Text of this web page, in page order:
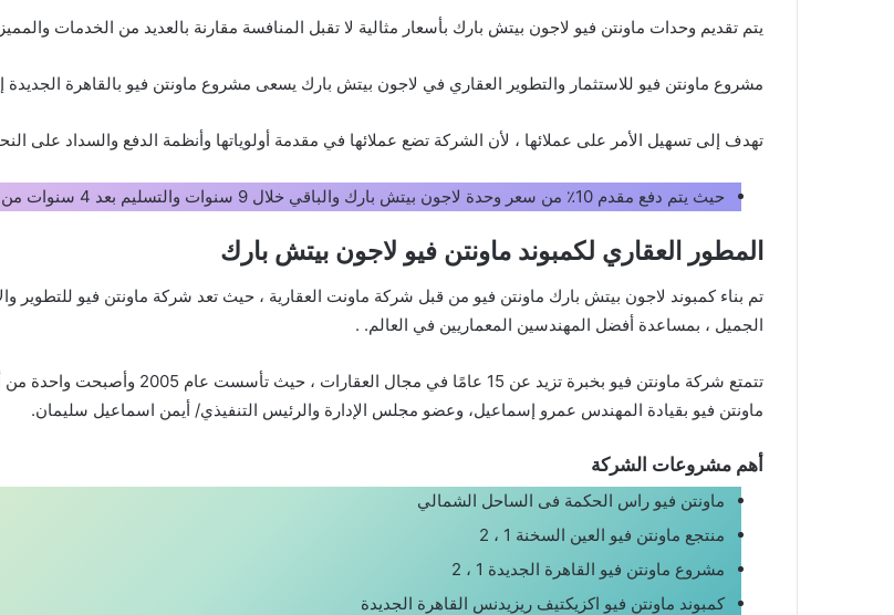
يتم تقديم وحدات ماونتن فيو لاجون بيتش بارك بأسعار مثالية لا تقبل المنافسة مقارنة بالعديد من الخدمات
مشروع ماونتن فيو للاستثمار والتطوير العقاري في لاجون بيتش بارك يسعى مشروع ماونتن فيو بالقاهرة الجديدة
تهدف إلى تسهيل الأمر على عملائها ، لأن الشركة تضع عملائها في مقدمة أولوياتها وأنظمة الدفع والسداد على
حيث يتم دفع مقدم 10٪ من سعر وحدة لاجون بيتش بارك والباقي خلال 9 سنوات والتسليم بعد 4 سنوات من تاريخ العقد.
المطور العقاري لكمبوند ماونتن فيو لاجون بيتش بارك
تم بناء كمبوند لاجون بيتش بارك ماونتن فيو من قبل شركة ماونت العقارية ، حيث تعد شركة ماونتن فيو للتطوير
الجميل ، بمساعدة أفضل المهندسين المعماريين في العالم. .
تتمتع شركة ماونتن فيو بخبرة تزيد
ماونتن فيو بقيادة المهندس عمرو إسماعيل، وعضو مجلس الإدارة والرئيس التنفيذي/ أيمن اسماعيل سليمان.
أهم مشروعات الشركة
ماونتن فيو راس الحكمة فى الساحل الشمالي
منتجع ماونتن فيو العين السخنة 1 ، 2
مشروع ماونتن فيو القاهرة الجديدة 1 ، 2
كمبوند ماونتن فيو اكزيكتيف ريزيدنس القاهرة الجديدة